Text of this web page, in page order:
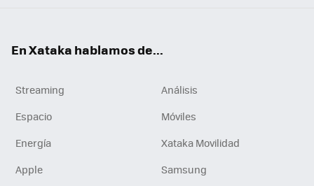
En Xataka hablamos de...
Streaming
Análisis
Espacio
Móviles
Energía
Xataka Movilidad
Apple
Samsung